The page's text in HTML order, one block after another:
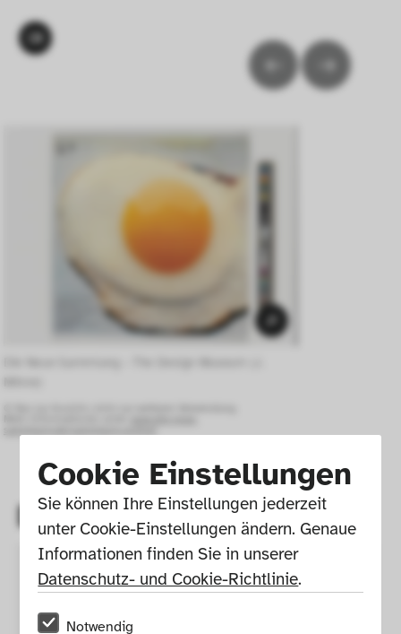
Cookie Einstellungen
Sie können Ihre Einstellungen jederzeit
unter Cookie-Einstellungen ändern. Genaue
Informationen finden Sie in unserer
Datenschutz- und Cookie-Richtlinie.
Notwendig
Details
Design
Scher, Paula (*